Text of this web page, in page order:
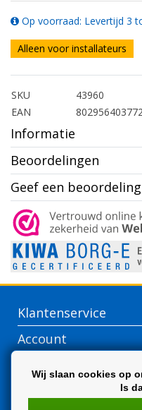
Op voorraad: Levertijd 3
Alleen voor installateurs
SKU
43960
EAN
Informatie
Beoordelingen
Geef een beoordeling
Klantenservice
Account
Wij slaan cookies op
Is